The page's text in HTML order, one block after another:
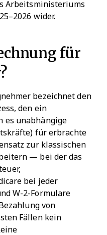
Arbeitsministeriums
wider.
für
bezeichnet den
den ein
es unabhängige
für erbrachte
zur klassischen
— bei der das
bei jeder
W-2-Formulare
von
Fällen kein